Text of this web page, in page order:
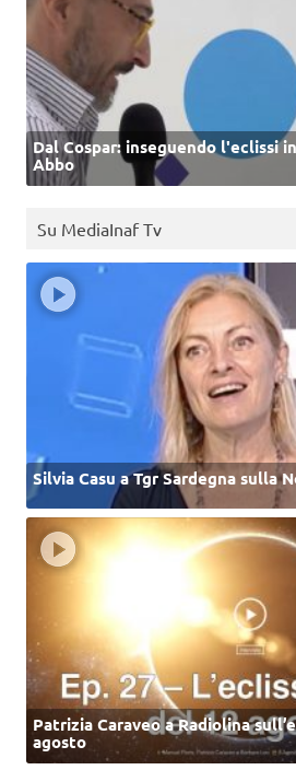
Dal Cospar: inseguendo l'eclissi
Abbo
Su MediaInaf Tv
Silvia Casu a Tgr Sardegna sulla
Patrizia Caraveo a Radiolina
agosto